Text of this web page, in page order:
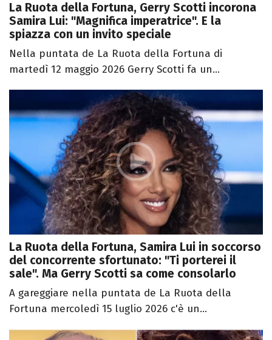
La Ruota della Fortuna, Gerry Scotti incorona
Samira Lui: "Magnifica imperatrice". E la
spiazza con un invito speciale
Nella puntata de La Ruota della Fortuna di
martedì 12 maggio 2026 Gerry Scotti fa un...
La Ruota della Fortuna, Samira Lui in soccorso
del concorrente sfortunato: "Ti porterei il
sale". Ma Gerry Scotti sa come consolarlo
A gareggiare nella puntata de La Ruota della
Fortuna mercoledì 15 luglio 2026 c'è un...